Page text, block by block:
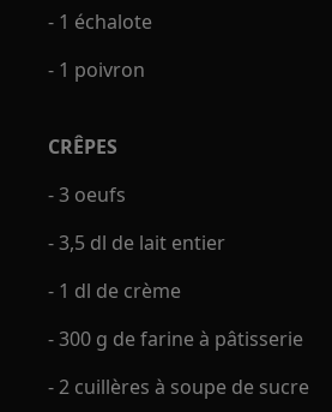
- 1 échalote
- 1 poivron
CRÊPES
- 3 oeufs
- 3,5 dl de lait entier
- 1 dl de crème
- 300 g de farine à pâtisserie
- 2 cuillères à soupe de sucre